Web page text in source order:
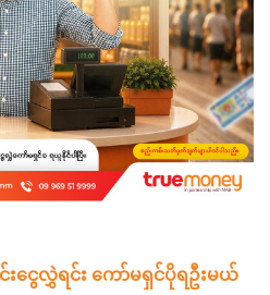
ငွေလွှဲရင်း ကော်မရှင်ပိုရဦးမယ်